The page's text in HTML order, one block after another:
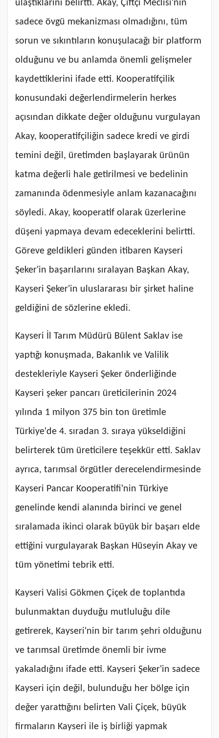
ulaştıklarını belirtti. Akay, Çiftçi Meclisi'nin
sadece övgü mekanizması olmadığını, tüm
sorun ve sıkıntıların konuşulacağı bir platform
olduğunu ve bu anlamda önemli gelişmeler
kaydettiklerini ifade etti. Kooperatifçilik
konusundaki değerlendirmelerin herkes
açısından dikkate değer olduğunu vurgulayan
Akay, kooperatifçiliğin sadece kredi ve girdi
temini değil, üretimden başlayarak ürünün
katma değerli hale getirilmesi ve bedelinin
zamanında ödenmesiyle anlam kazanacağını
söyledi. Akay, kooperatif olarak üzerlerine
düşeni yapmaya devam edeceklerini belirtti.
Göreve geldikleri günden itibaren Kayseri
Şeker'in başarılarını sıralayan Başkan Akay,
Kayseri Şeker'in uluslararası bir şirket haline
geldiğini de sözlerine ekledi.
Kayseri İl Tarım Müdürü Bülent Saklav ise
yaptığı konuşmada, Bakanlık ve Valilik
destekleriyle Kayseri Şeker önderliğinde
Kayseri şeker pancarı üreticilerinin 2024
yılında 1 milyon 375 bin ton üretimle
Türkiye'de 4. sıradan 3. sıraya yükseldiğini
belirterek tüm üreticilere teşekkür etti. Saklav
ayrıca, tarımsal örgütler derecelendirmesinde
Kayseri Pancar Kooperatifi'nin Türkiye
genelinde kendi alanında birinci ve genel
sıralamada ikinci olarak büyük bir başarı elde
ettiğini vurgulayarak Başkan Hüseyin Akay ve
tüm yönetimi tebrik etti.
Kayseri Valisi Gökmen Çiçek de toplantıda
bulunmaktan duyduğu mutluluğu dile
getirerek, Kayseri'nin bir tarım şehri olduğunu
ve tarımsal üretimde önemli bir ivme
yakaladığını ifade etti. Kayseri Şeker'in sadece
Kayseri için değil, bulunduğu her bölge için
değer yarattığını belirten Vali Çiçek, büyük
firmaların Kayseri ile iş birliği yapmak